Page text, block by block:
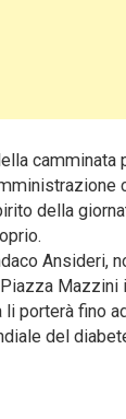
camminata
della
Ansideri,
Mazzini
li porterà fino
del